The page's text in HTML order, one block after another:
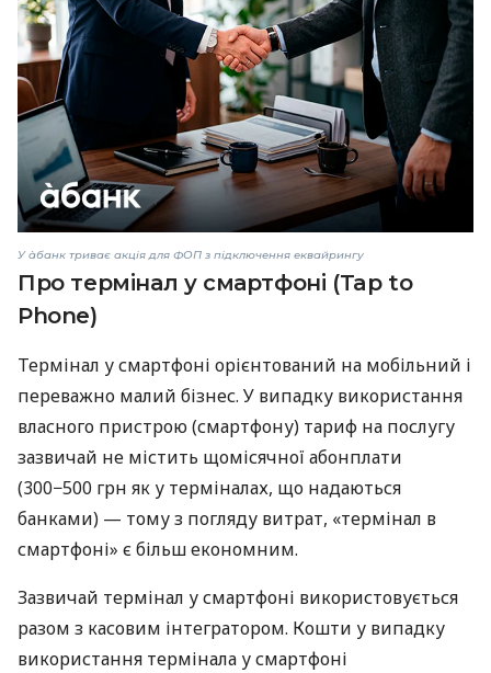
У àбанк триває акція для ФОП з підключення еквайрингу
Про термінал у смартфоні (Tap to
Phone)
Термінал у смартфоні орієнтований на мобільний і
переважно малий бізнес. У випадку використання
власного пристрою (смартфону) тариф на послугу
зазвичай не містить щомісячної абонплати
(300−500 грн як у терміналах, що надаються
банками) — тому з погляду витрат, «термінал в
смартфоні» є більш економним.
Зазвичай термінал у смартфоні використовується
разом з касовим інтегратором. Кошти у випадку
використання термінала у смартфоні